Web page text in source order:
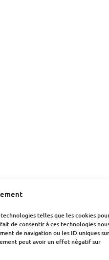
telles que les cookies
de consentir à ces technologies
de navigation ou les ID uniques
peut avoir un effet négatif sur
et des